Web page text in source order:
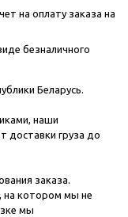
на оплату заказа на
безналичного
Беларусь.
наши
доставки груза до
заказа.
на котором мы не
мы